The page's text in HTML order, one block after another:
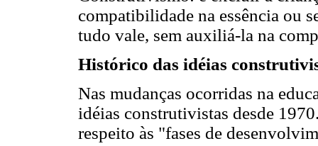
compatibilidade na essência ou
tudo vale, sem auxiliá-la na
Histórico das idéias
Nas mudanças ocorridas na
idéias construtivistas desde
respeito às "fases de